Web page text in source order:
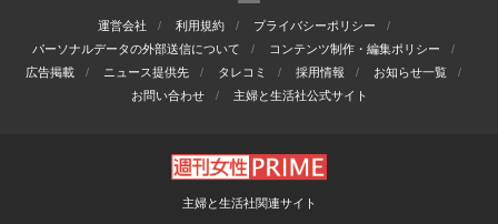
運営会社 利用規約
プライバシーポリシー
パーソナルデータの外部送信について
コンテンツ制作・編集ポリシー
広告掲載
ニュース提供先 タレコミ 採用情報
お知らせ一覧
お問い合わせ
主婦と生活社公式サイト
主婦と生活社関連サイト